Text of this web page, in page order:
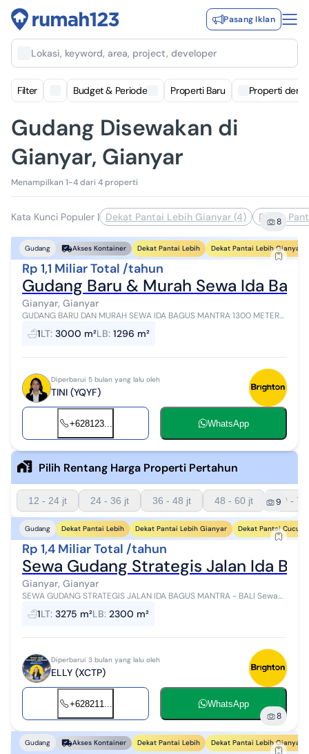
Pasang Iklan
Lokasi, keyword, area, project, developer
Filter Budget & Periode Properti Baru Properti
Gudang Disewakan di
Gianyar, Gianyar
Menampilkan 1-4 dari 4 properti
Kata Kunci Populer | Dekat Pantai Lebih Gianyar (4) Dekat
8
Gudang Akses Kontainer Dekat Pantai Lebih Dekat Pantai Lebih Gianyar
Rp 1,1 Miliar Total /tahun
Gudang Baru & Murah Sewa Ida
Gianyar, Gianyar
GUDANG BARU DAN MURAH SEWA IDA BAGUS MANTRA 1300 METER
Sewa Gudang IDA-BAGUS-MANTRA-GIANYAR-BALI - Gianyar LT
3000 LB 1296 Dimensi 33 x 40 Listrik...
1LT: 3000 m²LB: 1296 m²
Diperbarui 5 bulan yang lalu oleh
TINI (YQYF)
+628123... WhatsApp
Pilih Rentang Harga Properti Pertahun
12 - 24 jt 24 - 36 jt 36 - 48 jt 48 - 60 jt 60 -
9
Gudang Dekat Pantai Lebih Dekat Pantai Lebih Gianyar Dekat Pantai
Rp 1,4 Miliar Total /tahun
Sewa Gudang Strategis Jalan Ida
Gianyar, Gianyar
SEWA GUDANG STRATEGIS JALAN IDA BAGUS MANTRA - BALI Sewa
Gudang IDA BAGUS MANTRA GIANYAR - Gianyar LT 3275 LB 2300
Listrik 13200 Rp 1.400.000.000 ...
1LT: 3275 m²LB: 2300 m²
Diperbarui 3 bulan yang lalu oleh
ELLY (XCTP)
+628211... WhatsApp
8
Gudang Akses Kontainer Dekat Pantai Lebih Dekat Pantai Lebih Gianyar